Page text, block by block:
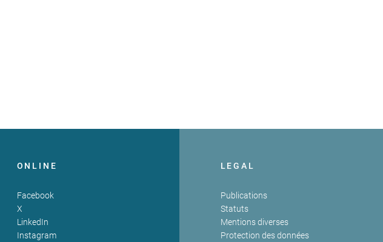
ONLINE
Facebook
X
LinkedIn
Instagram
LEGAL
Publications
Statuts
Mentions diverses
Protection des données